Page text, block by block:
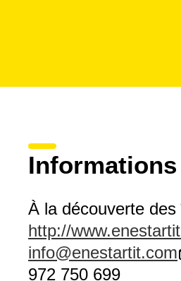
À la découverte
http://
info@enestartit.com
972 750 699